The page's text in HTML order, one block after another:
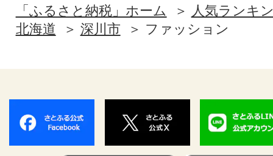
「ふるさと納税」ホーム
人気ランキ
北海道
深川市 ファッション